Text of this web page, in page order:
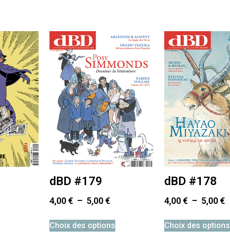
dBD #179
4,00€ – 5,00€
Choix des options
dBD #178
4,00€ – 5,00€
Choix des options